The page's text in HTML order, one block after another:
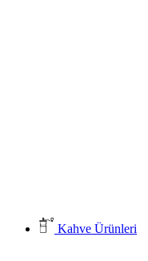
Kahve Ürünleri